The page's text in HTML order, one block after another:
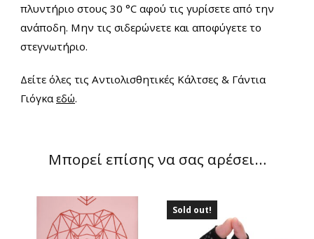
πλυντήριο στους 30 °C αφού τις γυρίσετε από την
ανάποδη. Μην τις σιδερώνετε και αποφύγετε το
στεγνωτήριο.
Δείτε όλες τις Αντιολισθητικές Κάλτσες & Γάντια
Γιόγκα εδώ.
Μπορεί επίσης να σας αρέσει…
Sold out!